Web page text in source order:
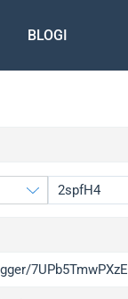
BLOGI
7UPb5TmwPXzE